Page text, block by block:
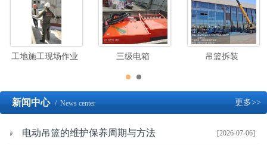
工地施工现场作业 三级电箱 吊篮拆装
更多>>
新闻中心/ News center
[2026-07-06]
电动吊篮的维护保养周期与方法